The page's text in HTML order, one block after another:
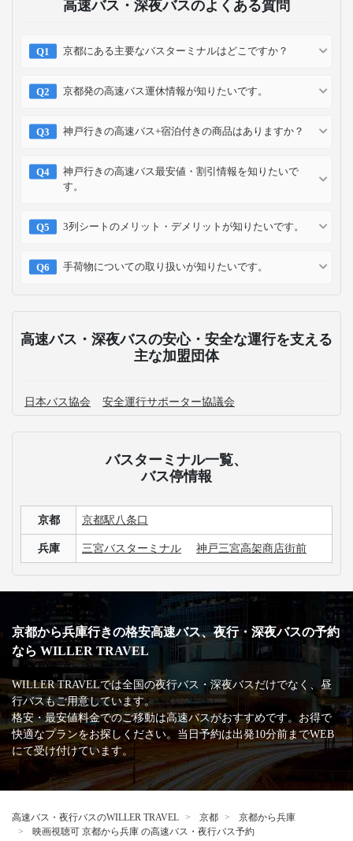
高速バス・深夜バスのよくある質問
京都にある主要なバスターミナルはどこですか？
京都発の高速バス運休情報が知りたいです。
神戸行きの高速バス+宿泊付きの商品はありますか？
神戸行きの高速バス最安値・割引情報を知りたいで
す。
3列シートのメリット・デメリットが知りたいです。
手荷物についての取り扱いが知りたいです。
高速バス・深夜バスの安心・安全な運行を支える
主な加盟団体
日本バス協会 安全運行サポーター協議会
バスターミナル一覧、
バス停情報
京都 京都駅八条口
兵庫 三宮バスターミナル 神戸三宮高架商店街前
京都から兵庫行きの格安高速バス、夜行・深夜バスの予約
なら WILLER TRAVEL
WILLER TRAVELでは全国の夜行バス・深夜バスだけでなく、昼
行バスもご用意しています。
格安・最安値料金でのご移動は高速バスがおすすめです。お得で
快適なプランをお探しください。当日予約は出発10分前までWEB
にて受け付けています。
高速バス・夜行バスのWILLER TRAVEL 京都
京都から兵庫
映画視聴可 京都から兵庫 の高速バス・夜行バス予約